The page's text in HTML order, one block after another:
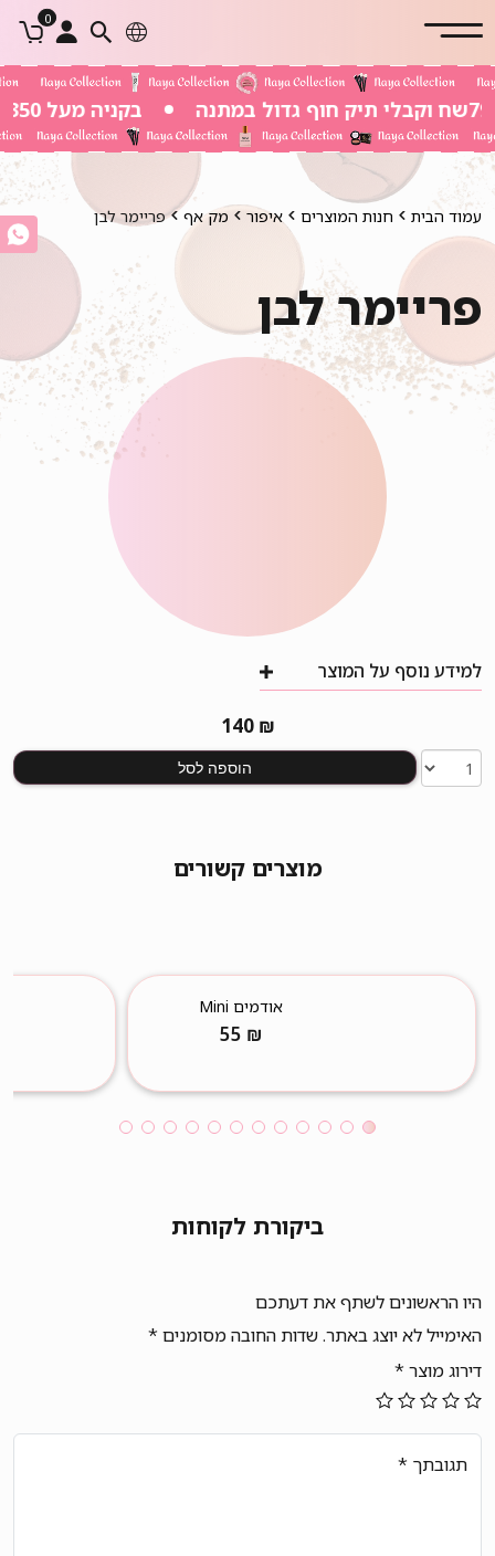
0
בקניה מעל 350 שח משלוח חינם
עמוד הבית חנות המוצרים איפור מק אף פריימר לבן
פריימר לבן
למידע נוסף על המוצר
140 ₪
הוספה לסל
מוצרים קשורים
אודמים Mini
55 ₪
ביקורת לקוחות
היו הראשונים לשתף את דעתכם
האימייל לא יוצג באתר.שדות החובה מסומנים *
דירוג מוצר *
תגובתך *